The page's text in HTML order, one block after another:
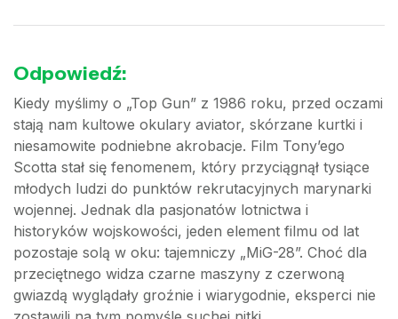
Odpowiedź:
Kiedy myślimy o „Top Gun” z 1986 roku, przed oczami
stają nam kultowe okulary aviator, skórzane kurtki i
niesamowite podniebne akrobacje. Film Tony’ego
Scotta stał się fenomenem, który przyciągnął tysiące
młodych ludzi do punktów rekrutacyjnych marynarki
wojennej. Jednak dla pasjonatów lotnictwa i
historyków wojskowości, jeden element filmu od lat
pozostaje solą w oku: tajemniczy „MiG-28”. Choć dla
przeciętnego widza czarne maszyny z czerwoną
gwiazdą wyglądały groźnie i wiarygodnie, eksperci nie